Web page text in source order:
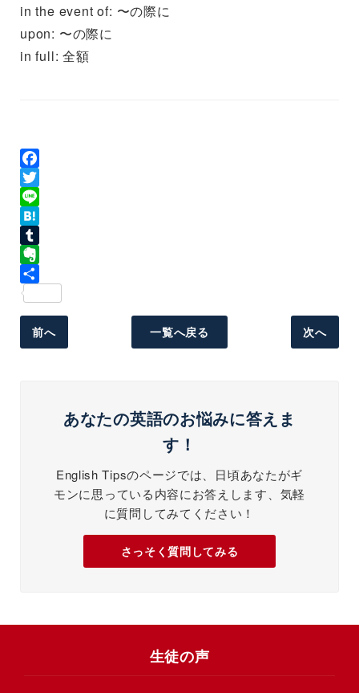
in the event of: 〜の際に
upon: 〜の際に
in full: 全額
Facebook
Twitter
Line
Hatena
Tumblr
Evernote
有
前へ
一覧へ戻る 次へ
あなたの英語のお悩みに答えま
す！
English Tipsのページでは、日頃あなたがギ
モンに思っている内容にお答えします、気軽
に質問してみてください！
さっそく質問してみる
生徒の声